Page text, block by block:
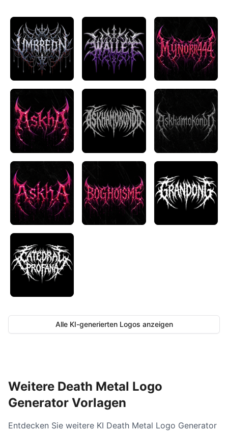
Alle KI-generierten Logos anzeigen
Weitere Death Metal Logo
Generator Vorlagen
Entdecken Sie weitere KI Death Metal Logo Generator